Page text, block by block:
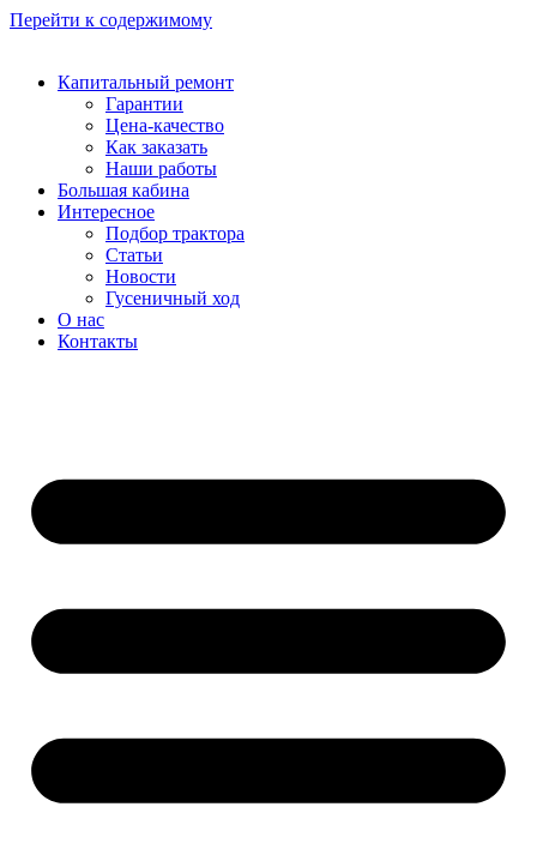
Перейти к содержимому
Капитальный ремонт
Гарантии
Цена-качество
Как заказать
Наши работы
Большая кабина
Интересное
Подбор трактора
Статьи
Новости
Гусеничный ход
О нас
Контакты